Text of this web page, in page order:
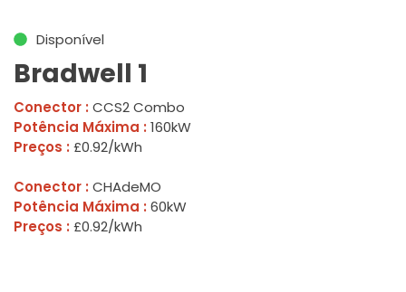
Disponível
Bradwell 1
Conector : CCS2 Combo
Potência Máxima : 160kW
Preços : £0.92/kWh
Conector : CHAdeMO
Potência Máxima : 60kW
Preços : £0.92/kWh